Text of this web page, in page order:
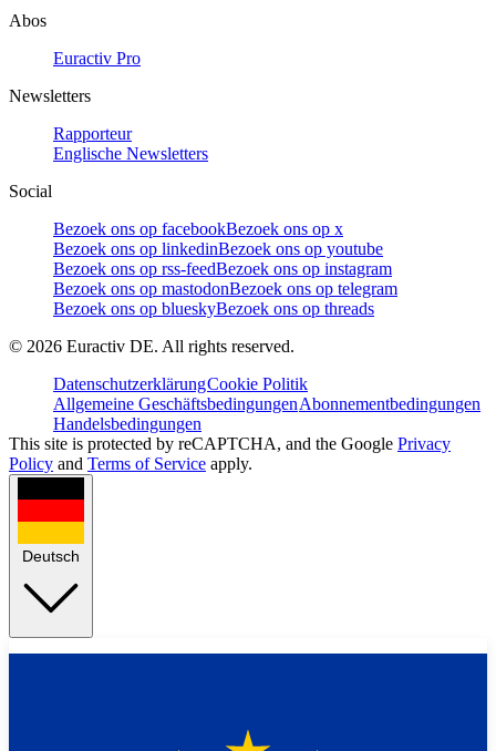
Abos
Euractiv Pro
Newsletters
Rapporteur
Englische Newsletters
Social
Bezoek ons op facebookBezoek ons op x
Bezoek ons op linkedinBezoek ons op youtube
Bezoek ons op rss-feedBezoek ons op instagram
Bezoek ons op mastodonBezoek ons op telegram
Bezoek ons op blueskyBezoek ons op threads
© 2026 Euractiv DE. All rights reserved.
DatenschutzerklärungCookie Politik
Allgemeine GeschäftsbedingungenAbonnementbedingungen
Handelsbedingungen
This site is protected by reCAPTCHA, and the Google Privacy
Policy and Terms of Service apply.
Deutsch